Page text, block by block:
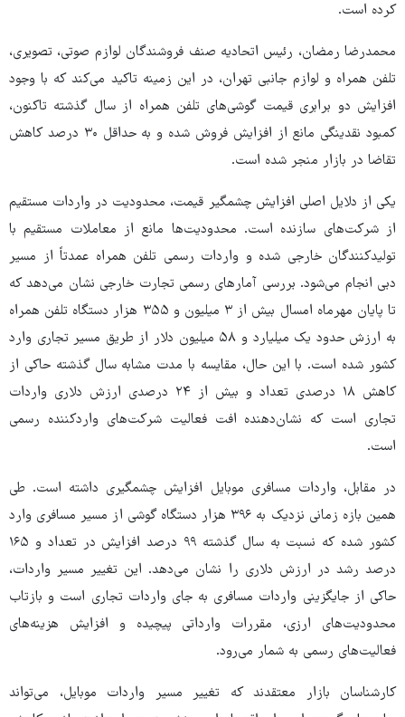
کرده است.
محمدرضا رمضان، رئیس اتحادیه صنف فروشندگان لوازم صوتی، تصویری،
تلفن همراه و لوازم جانبی تهران، در این زمینه تاکید می‌کند که با وجود
افزایش دو برابری قیمت گوشی‌های تلفن همراه از سال گذشته تاکنون،
کمبود نقدینگی مانع از افزایش فروش شده و به حداقل ۳۰ درصد کاهش
تقاضا در بازار منجر شده است.
یکی از دلایل اصلی افزایش چشمگیر قیمت، محدودیت در واردات مستقیم
از شرکت‌های سازنده است. محدودیت‌ها مانع از معاملات مستقیم با
تولیدکنندگان خارجی شده و واردات رسمی تلفن همراه عمدتاً از مسیر
دبی انجام می‌شود. بررسی آمارهای رسمی تجارت خارجی نشان می‌دهد که
تا پایان مهرماه امسال بیش از ۳ میلیون و ۳۵۵ هزار دستگاه تلفن همراه
به ارزش حدود یک میلیارد و ۵۸ میلیون دلار از طریق مسیر تجاری وارد
کشور شده است. با این حال، مقایسه با مدت مشابه سال گذشته حاکی از
کاهش ۱۸ درصدی تعداد و بیش از ۲۴ درصدی ارزش دلاری واردات
تجاری است که نشان‌دهنده افت فعالیت شرکت‌های واردکننده رسمی
است.
در مقابل، واردات مسافری موبایل افزایش چشمگیری داشته است. طی
همین بازه زمانی نزدیک به ۳۹۶ هزار دستگاه گوشی از مسیر مسافری وارد
کشور شده که نسبت به سال گذشته ۹۹ درصد افزایش در تعداد و ۱۶۵
درصد رشد در ارزش دلاری را نشان می‌دهد. این تغییر مسیر واردات،
حاکی از جایگزینی واردات مسافری به جای واردات تجاری است و بازتاب
محدودیت‌های ارزی، مقررات وارداتی پیچیده و افزایش هزینه‌های
فعالیت‌های رسمی به شمار می‌رود.
کارشناسان بازار معتقدند که تغییر مسیر واردات موبایل، می‌تواند